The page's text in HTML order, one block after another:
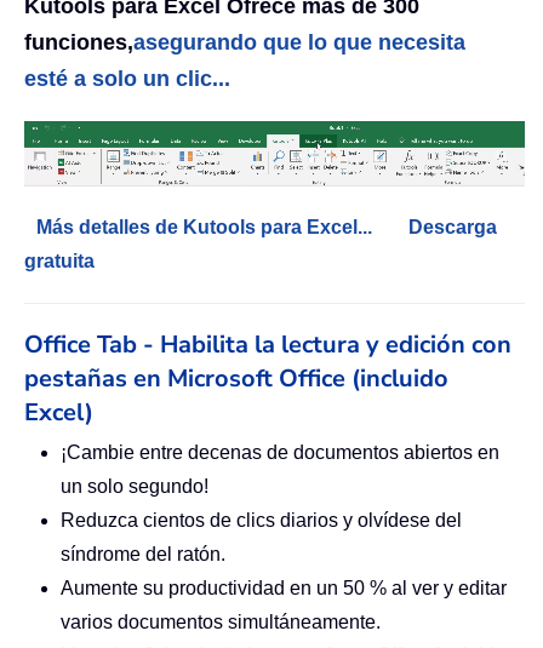
Kutools para Excel Ofrece más de 300
funciones,asegurando que lo que necesita
esté a solo un clic...
Más detalles de Kutools para Excel...
Descarga
gratuita
Office Tab - Habilita la lectura y edición con
pestañas en Microsoft Office (incluido
Excel)
¡Cambie entre decenas de documentos abiertos en
un solo segundo!
Reduzca cientos de clics diarios y olvídese del
síndrome del ratón.
Aumente su productividad en un 50 % al ver y editar
varios documentos simultáneamente.